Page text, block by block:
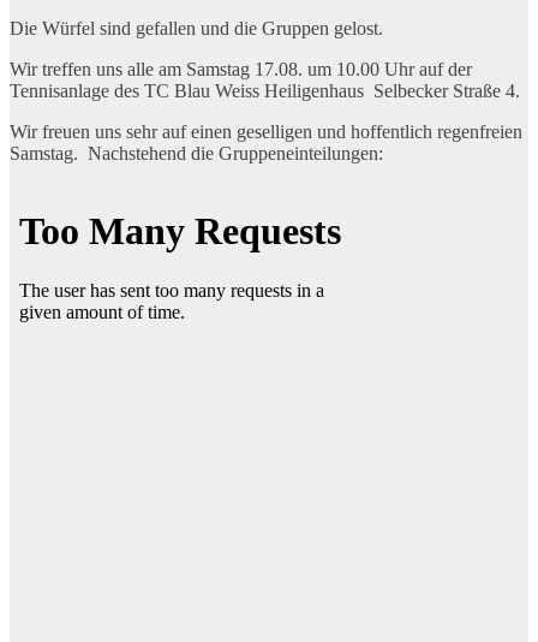
Die Würfel sind gefallen und die Gruppen gelost.
Wir treffen uns alle am Samstag 17.08. um 10.00 Uhr auf der
Tennisanlage des TC Blau Weiss Heiligenhaus Selbecker Straße 4.
Wir freuen uns sehr auf einen geselligen und hoffentlich regenfreien
Samstag. Nachstehend die Gruppeneinteilungen: